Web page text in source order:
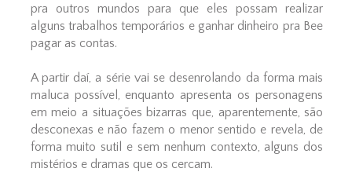
pra outros mundos para que eles possam realizar
alguns trabalhos temporários e ganhar dinheiro pra Bee
pagar as contas.
A partir daí, a série vai se desenrolando da forma mais
maluca possível, enquanto apresenta os personagens
em meio a situações bizarras que, aparentemente, são
desconexas e não fazem o menor sentido e revela, de
forma muito sutil e sem nenhum contexto, alguns dos
mistérios e dramas que os cercam.